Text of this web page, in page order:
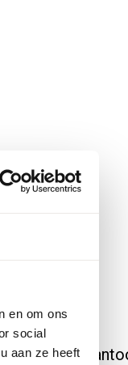
en om ons
social
aan ze heeft
nieuwe